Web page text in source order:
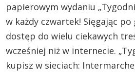
papierowym wydaniu
w każdy czwartek! Sięgając po
dostęp do wielu ciekawych
wcześniej niż w internecie.
kupisz w sieciach: